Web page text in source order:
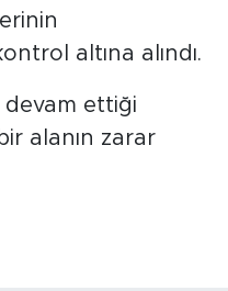
altına alındı.
devam ettiği
alanın zarar